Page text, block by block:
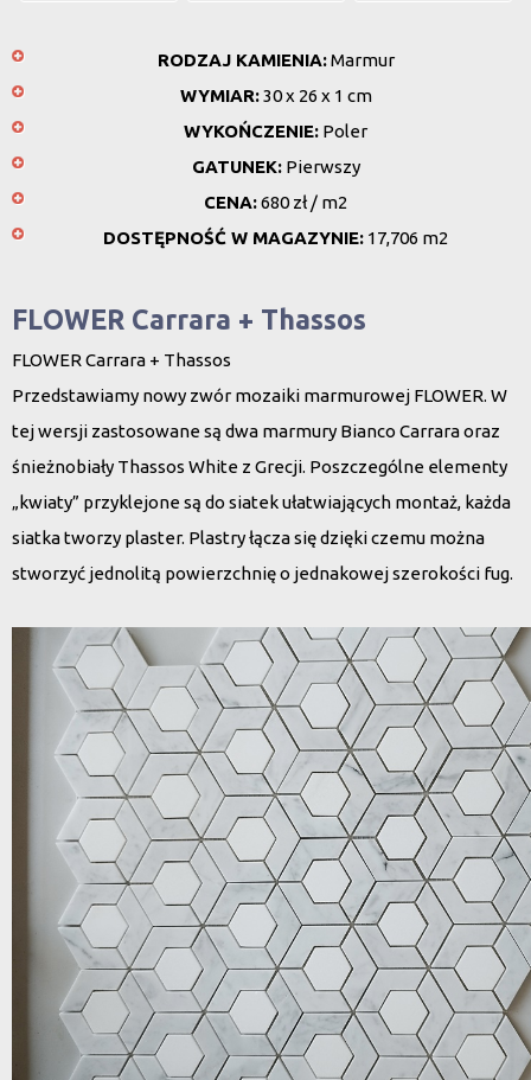
RODZAJ KAMIENIA:Marmur
WYMIAR:30 x 26 x 1 cm
WYKOŃCZENIE: Poler
GATUNEK:Pierwszy
CENA:680 zł / m2
DOSTĘPNOŚĆ W MAGAZYNIE: 17,706 m2
FLOWER Carrara + Thassos
FLOWER Carrara + Thassos
Przedstawiamy nowy zwór mozaiki marmurowej FLOWER. W
tej wersji zastosowane są dwa marmury Bianco Carrara oraz
śnieżnobiały Thassos White z Grecji. Poszczególne elementy
„kwiaty” przyklejone są do siatek ułatwiających montaż, każda
siatka tworzy plaster. Plastry łącza się dzięki czemu można
stworzyć jednolitą powierzchnię o jednakowej szerokości fug.